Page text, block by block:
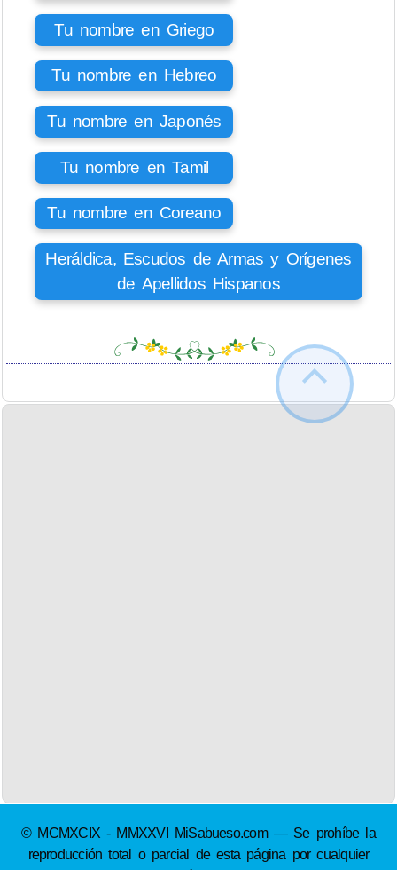
Tu nombre en Griego
Tu nombre en Hebreo
Tu nombre en Japonés
Tu nombre en Tamil
Tu nombre en Coreano
Heráldica, Escudos de Armas y Orígenes
de Apellidos Hispanos
© MCMXCIX - MMXXVI MiSabueso.com — Se prohíbe la
reproducción total o parcial de esta página por cualquier